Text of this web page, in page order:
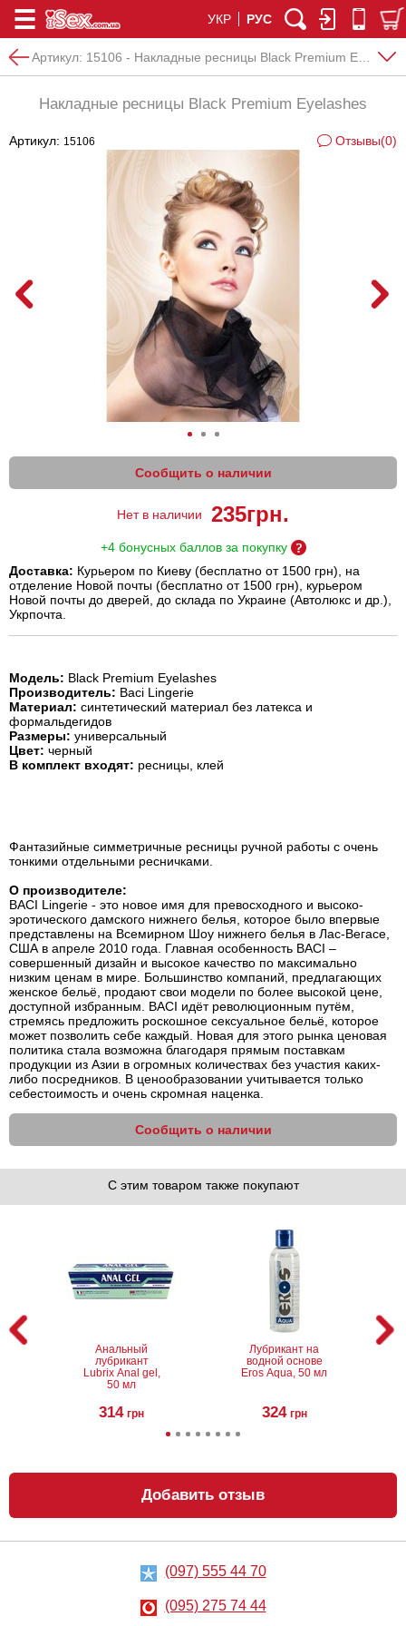
УКР РУС
Артикул: 15106 - Накладные ресницы Black Premium Eyelashes
Накладные ресницы Black Premium Eyelashes
Артикул: 15106 Отзывы(0)
Сообщить о наличии
Нет в наличии 235грн.
+4 бонусных баллов за покупку
Доставка: Курьером по Киеву (бесплатно от 1500 грн), на
отделение Новой почты (бесплатно от 1500 грн), курьером
Новой почты до дверей, до склада по Украине (Автолюкс и др.),
Укрпочта.
Модель: Black Premium Eyelashes
Производитель: Baci Lingerie
Материал: синтетический материал без латекса и
формальдегидов
Размеры: универсальный
Цвет: черный
В комплект входят: ресницы, клей
Фантазийные симметричные ресницы ручной работы с очень
тонкими отдельными ресничками.
О производителе:
BACI Lingerie - это новое имя для превосходного и высоко-
эротического дамского нижнего белья, которое было впервые
представлены на Всемирном Шоу нижнего белья в Лас-Вегасе,
США в апреле 2010 года. Главная особенность BACI –
совершенный дизайн и высокое качество по максимально
низким ценам в мире. Большинство компаний, предлагающих
женское бельё, продают свои модели по более высокой цене,
доступной избранным. BACI идёт революционным путём,
стремясь предложить роскошное сексуальное бельё, которое
может позволить себе каждый. Новая для этого рынка ценовая
политика стала возможна благодаря прямым поставкам
продукции из Азии в огромных количествах без участия каких-
либо посредников. В ценообразовании учитывается только
себестоимость и очень скромная наценка.
Сообщить о наличии
С этим товаром также покупают
Анальный
лубрикант
Lubrix Anal gel,
50 мл
314 грн
Лубрикант на
водной основе
Eros Aqua, 50 мл
324 грн
Анальный
лубрикант на
водной основе
Just Glide Anal,
Металлическая
пробка Slash, S
Добавить отзыв
(097) 555 44 70
(095) 275 74 44